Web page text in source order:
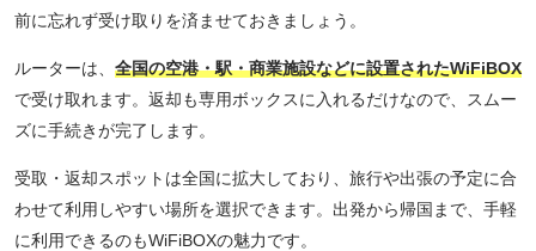
前に忘れず受け取りを済ませておきましょう。
ルーターは、 全国の空港・駅・商業施設などに設置されたWiFiBOX
で受け取れます。返却も専用ボックスに入れるだけなので、スムー
ズに手続きが完了します。
受取・返却スポットは全国に拡大しており、旅行や出張の予定に合
わせて利用しやすい場所を選択できます。出発から帰国まで、手軽
に利用できるのもWiFiBOXの魅力です。